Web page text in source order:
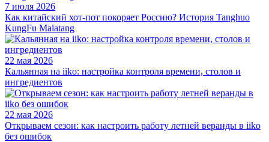
7 июля 2026
Как китайский хот-пот покоряет Россию? История Tanghuo
KungFu Malatang
22 мая 2026
Кальянная на iiko: настройка контроля времени, столов и
ингредиентов
22 мая 2026
Открываем сезон: как настроить работу летней веранды в iiko
без ошибок